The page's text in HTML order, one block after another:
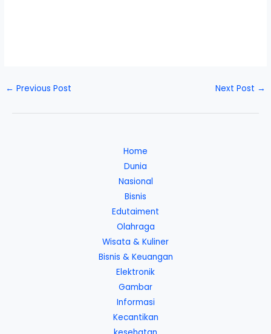
← Previous Post Next Post →
Home
Dunia
Nasional
Bisnis
Edutaiment
Olahraga
Wisata & Kuliner
Bisnis & Keuangan
Elektronik
Gambar
Informasi
Kecantikan